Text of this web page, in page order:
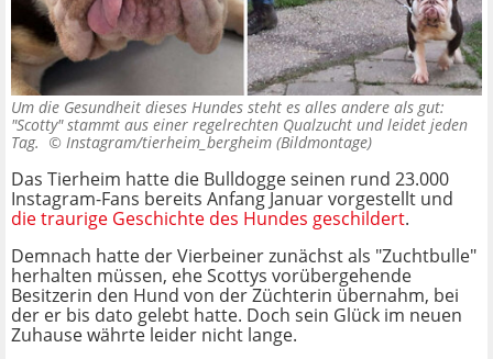
Um die Gesundheit dieses Hundes steht es alles andere als gut:
"Scotty" stammt aus einer regelrechten Qualzucht und leidet jeden
Tag. © Instagram/tierheim_bergheim (Bildmontage)
Das Tierheim hatte die Bulldogge seinen rund 23.000
Instagram-Fans bereits Anfang Januar vorgestellt und
die traurige Geschichte des Hundes geschildert.
Demnach hatte der Vierbeiner zunächst als "Zuchtbulle"
herhalten müssen, ehe Scottys vorübergehende
Besitzerin den Hund von der Züchterin übernahm, bei
der er bis dato gelebt hatte. Doch sein Glück im neuen
Zuhause währte leider nicht lange.